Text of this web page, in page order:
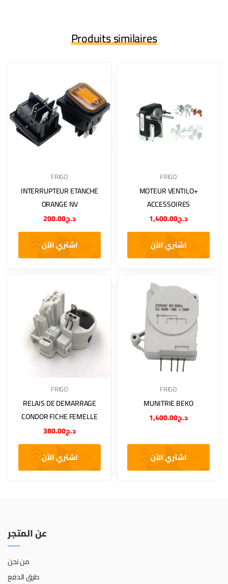
Produits similaires
FRIGO
INTERRUPTEUR ETANCHE
ORANGE NV
د.ج200.00
اشتري الآن
FRIGO
MOTEUR VENTILO+
ACCESSOIRES
د.ج1,400.00
اشتري الآن
FRIGO
RELAIS DE DEMARRAGE
CONDOR FICHE FEMELLE
د.ج380.00
اشتري الآن
FRIGO
MUNITRIE BEKO
د.ج1,400.00
اشتري الآن
عن المتجر
من نحن
طرق الدفع